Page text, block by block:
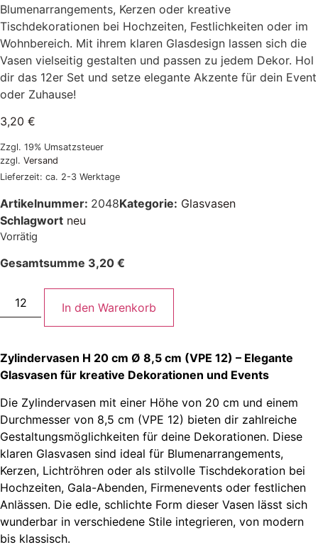
Blumenarrangements, Kerzen oder kreative
Tischdekorationen bei Hochzeiten, Festlichkeiten oder im
Wohnbereich. Mit ihrem klaren Glasdesign lassen sich die
Vasen vielseitig gestalten und passen zu jedem Dekor. Hol
dir das 12er Set und setze elegante Akzente für dein Event
oder Zuhause!
3,20 €
Zzgl. 19% Umsatzsteuer
zzgl. Versand
Lieferzeit: ca. 2-3 Werktage
Artikelnummer: 2048Kategorie: Glasvasen
Schlagwort neu
Vorrätig
Gesamtsumme 3,20 €
In den Warenkorb
Zylindervasen H 20 cm Ø 8,5 cm (VPE 12) – Elegante
Glasvasen für kreative Dekorationen und Events
Die Zylindervasen mit einer Höhe von 20 cm und einem
Durchmesser von 8,5 cm (VPE 12) bieten dir zahlreiche
Gestaltungsmöglichkeiten für deine Dekorationen. Diese
klaren Glasvasen sind ideal für Blumenarrangements,
Kerzen, Lichtröhren oder als stilvolle Tischdekoration bei
Hochzeiten, Gala-Abenden, Firmenevents oder festlichen
Anlässen. Die edle, schlichte Form dieser Vasen lässt sich
wunderbar in verschiedene Stile integrieren, von modern
bis klassisch.